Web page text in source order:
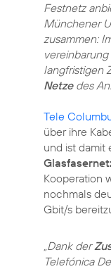
Festnetz
Münchener
zusammen:
langfristigen
Netzedes
Tele
über ihre
und ist damit
Kooperation
nochmals
Gbit/s
„Dank der
Telefónica